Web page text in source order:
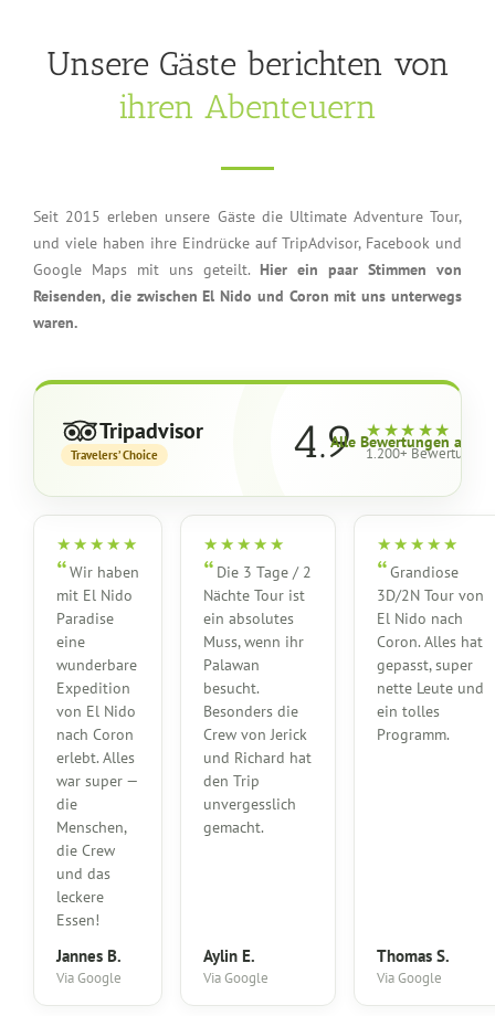
Unsere Gäste berichten von
ihren Abenteuern
Seit 2015 erleben unsere Gäste die Ultimate Adventure Tour,
und viele haben ihre Eindrücke auf TripAdvisor, Facebook und
Google Maps mit uns geteilt. Hier ein paar Stimmen von
Reisenden, die zwischen El Nido und Coron mit uns unterwegs
waren.
Tripadvisor
Travelers’ Choice 4.9 ★★★★★
1.200+ Bewertungen
Alle Bewertungen
★★★★★
Wir haben
mit El Nido
Paradise
eine
wunderbare
Expedition
von El Nido
nach Coron
erlebt. Alles
war super —
die
Menschen,
die Crew
und das
leckere
Essen!
Jannes B.
Via Google
★★★★★
Die 3 Tage / 2
Nächte Tour ist
ein absolutes
Muss, wenn ihr
Palawan
besucht.
Besonders die
Crew von Jerick
und Richard hat
den Trip
unvergesslich
gemacht.
Aylin E.
Via Google
★★★★★
Grandiose
3D/2N Tour von
El Nido nach
Coron. Alles hat
gepasst, super
nette Leute und
ein tolles
Programm.
Thomas S.
Via Google